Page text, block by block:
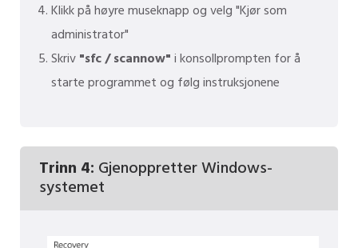
Klikk på høyre museknapp og velg "Kjør som
administrator"
Skriv"sfc / scannow"i konsollprompten for å
starte programmet og følg instruksjonene
Trinn 4: Gjenoppretter Windows-
systemet